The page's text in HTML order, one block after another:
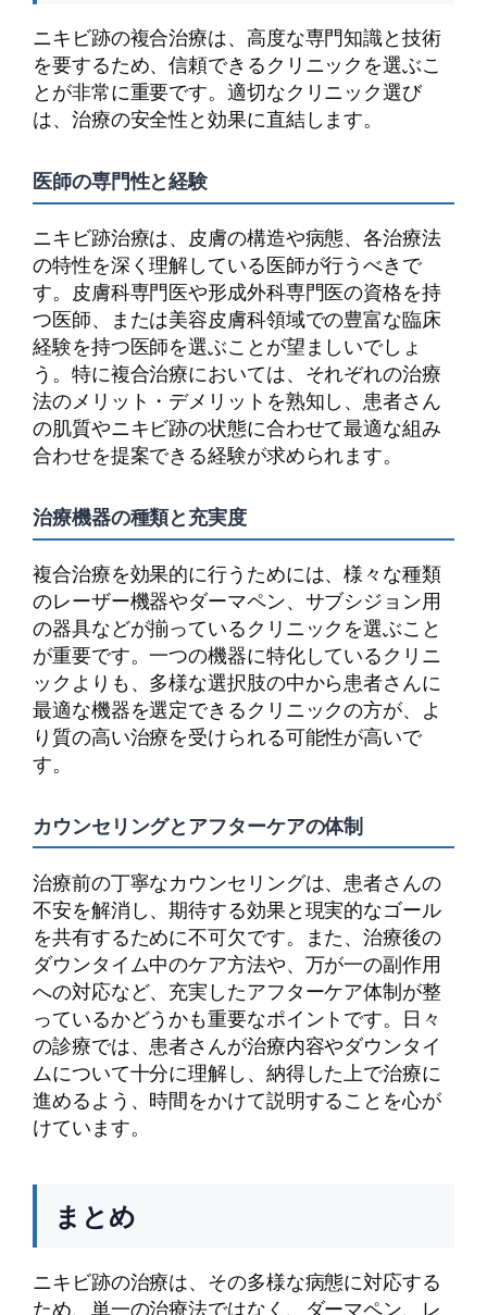
ニキビ跡の複合治療は、高度な専門知識と技術
を要するため、信頼できるクリニックを選ぶこ
とが非常に重要です。適切なクリニック選び
は、治療の安全性と効果に直結します。
医師の専門性と経験
ニキビ跡治療は、皮膚の構造や病態、各治療法
の特性を深く理解している医師が行うべきで
す。皮膚科専門医や形成外科専門医の資格を持
つ医師、または美容皮膚科領域での豊富な臨床
経験を持つ医師を選ぶことが望ましいでしょ
う。特に複合治療においては、それぞれの治療
法のメリット・デメリットを熟知し、患者さん
の肌質やニキビ跡の状態に合わせて最適な組み
合わせを提案できる経験が求められます。
治療機器の種類と充実度
複合治療を効果的に行うためには、様々な種類
のレーザー機器やダーマペン、サブシジョン用
の器具などが揃っているクリニックを選ぶこと
が重要です。一つの機器に特化しているクリニ
ックよりも、多様な選択肢の中から患者さんに
最適な機器を選定できるクリニックの方が、よ
り質の高い治療を受けられる可能性が高いで
す。
カウンセリングとアフターケアの体制
治療前の丁寧なカウンセリングは、患者さんの
不安を解消し、期待する効果と現実的なゴール
を共有するために不可欠です。また、治療後の
ダウンタイム中のケア方法や、万が一の副作用
への対応など、充実したアフターケア体制が整
っているかどうかも重要なポイントです。日々
の診療では、患者さんが治療内容やダウンタイ
ムについて十分に理解し、納得した上で治療に
進めるよう、時間をかけて説明することを心が
けています。
まとめ
ニキビ跡の治療は、その多様な病態に対応する
ため、単一の治療法ではなく、ダーマペン、レ